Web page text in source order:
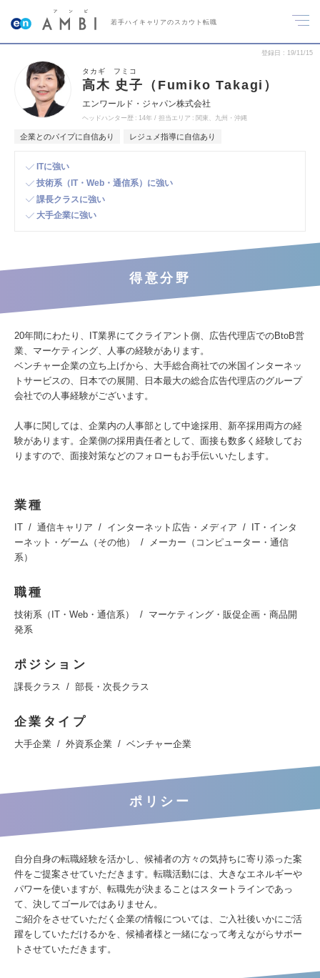
若手ハイキャリアのスカウト転職
登録日 19/11/15
タカギ フミコ
高木 史子（Fumiko Takagi）
エンワールド・ジャパン株式会社
ヘッドハンター歴 14年 担当エリア 関東、九州・沖縄
企業とのパイプに自信あり レジュメ指導に自信あり
ITに強い
技術系（IT・Web・通信系）に強い
課長クラスに強い
大手企業に強い
得意分野
20年間にわたり、IT業界にてクライアント側、広告代理店でのBtoB営
業、マーケティング、人事の経験があります。
ベンチャー企業の立ち上げから、大手総合商社での米国インターネッ
トサービスの、日本での展開、日本最大の総合広告代理店のグループ
会社での人事経験がございます。
人事に関しては、企業内の人事部として中途採用、新卒採用両方の経
験があります。企業側の採用責任者として、面接も数多く経験してお
りますので、面接対策などのフォローもお手伝いいたします。
業種
IT 通信キャリア インターネット広告・メディア
IT・インタ
ーネット・ゲーム（その他）
メーカー（コンピューター・通信
系）
職種
技術系（IT・Web・通信系）
マーケティング・販促企画・商品開
発系
ポジション
課長クラス 部長・次長クラス
企業タイプ
大手企業 外資系企業 ベンチャー企業
ポリシー
自分自身の転職経験を活かし、候補者の方々の気持ちに寄り添った案
件をご提案させていただきます。転職活動には、大きなエネルギーや
パワーを使いますが、転職先が決まることはスタートラインであっ
て、決してゴールではありません。
ご紹介をさせていただく企業の情報については、ご入社後いかにご活
躍をしていただけるかを、候補者様と一緒になって考えながらサポー
トさせていただきます。